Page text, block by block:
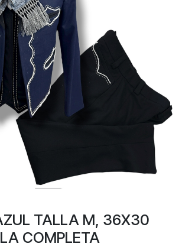
TALLA M, 36X30
COMPLETA